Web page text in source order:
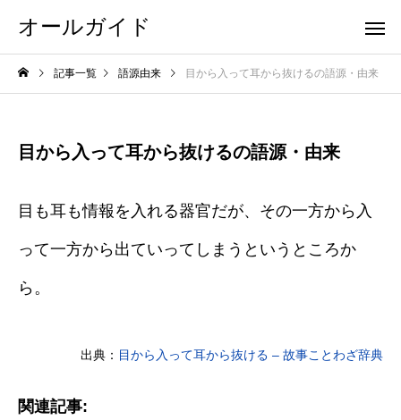
オールガイド
記事一覧 語源由来 目から入って耳から抜けるの語源・由来
目から入って耳から抜けるの語源・由来
目も耳も情報を入れる器官だが、その一方から入
って一方から出ていってしまうというところか
ら。
出典： 目から入って耳から抜ける – 故事ことわざ辞典
関連記事: